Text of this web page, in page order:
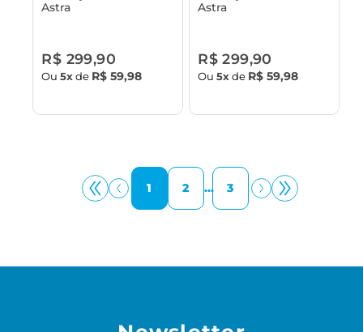
Astra
R$ 299,90
Ou5xde R$ 59,98
Astra
R$ 299,90
Ou5xde R$ 59,98
1 2 ... 3